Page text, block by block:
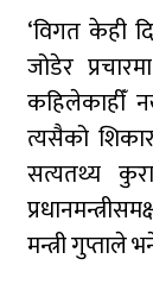
‘विगत केही
जोडेर
कहिलेकाहीँ
त्यसैको
सत्यतथ्य
मन्त्री गुप्ताले